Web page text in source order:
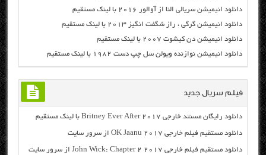
دانلود انیمیشن سریالی النا از آوالور ۲۰۱۶ با لینک مستقیم
دانلود انیمیشن گرگی ، راز شگفت انگیز ۲۰۱۳ با لینک مستقیم
دانلود انیمیشن دن کیشوت ۲۰۰۷ با لینک مستقیم
دانلود انیمیشن نوازنده ویولن سل چپ دست ۱۹۸۲ با لینک مستقیم
فیلم سریال جدید
دانلود رایگان مسنتد خارجی Britney Ever After 2017 با لینک مستقیم
دانلود مستقیم فیلم خارجی OK Jaanu 2017 از سرور سایت
دانلود مستقیم فیلم خارجی John Wick: Chapter 2 2017 از سرور سایت